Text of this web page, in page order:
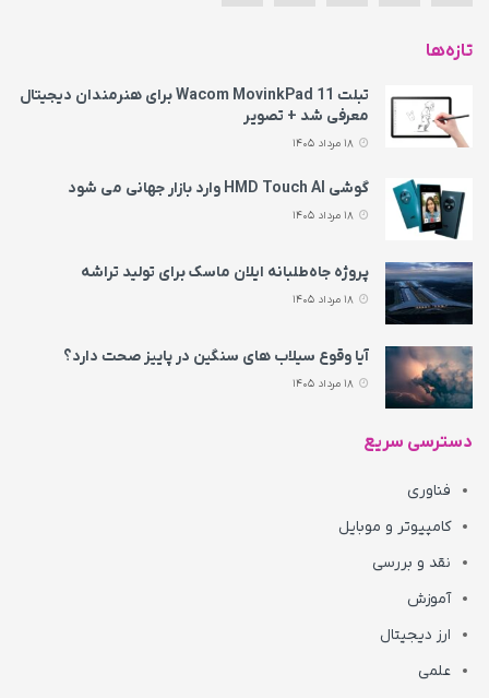
تازه‌ها
تبلت Wacom MovinkPad 11 برای هنرمندان دیجیتال
معرفی شد + تصویر
گوشی HMD Touch AI وارد بازار جهانی می‌ شود
پروژه جاه‌طلبانه ایلان ماسک برای تولید تراشه
آیا وقوع سیلاب های سنگین در پاییز صحت دارد؟
دسترسی سریع
فناوری
کامپیوتر و موبایل
نقد و بررسی
آموزش
ارز دیجیتال
علمی